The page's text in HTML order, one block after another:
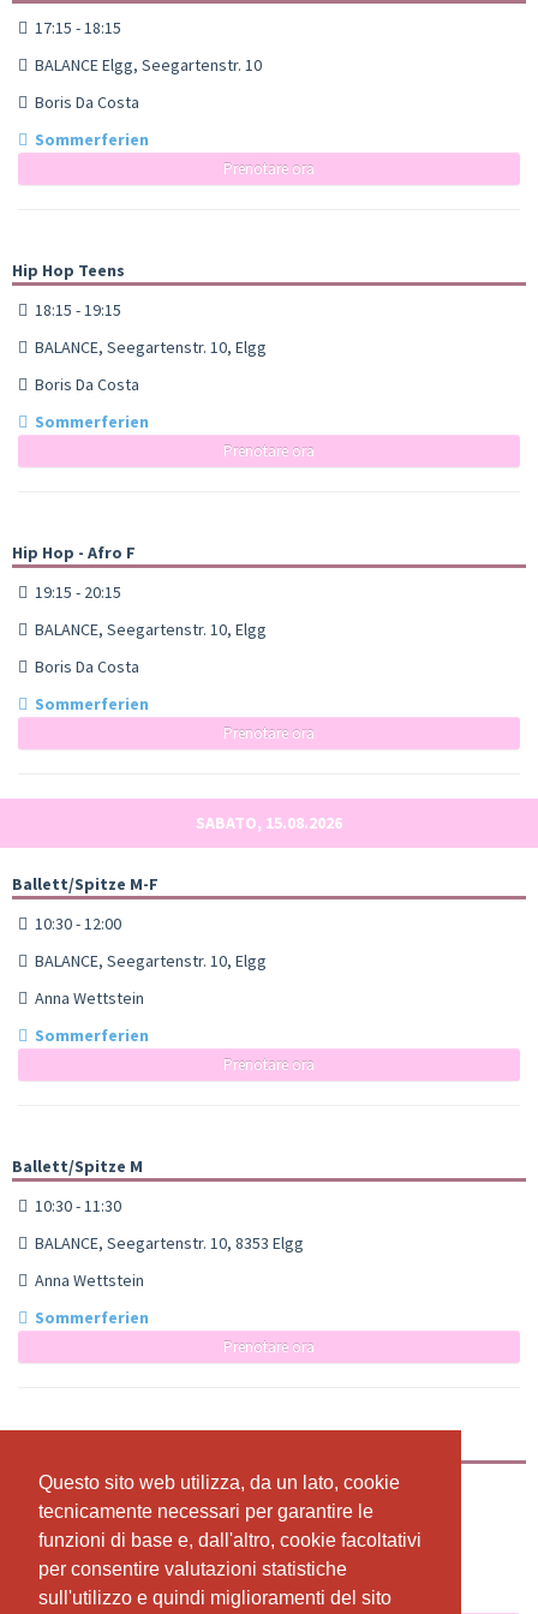
Questo sito web utilizza, da un lato, cookie
tecnicamente necessari per garantire le
funzioni di base e, dall'altro, cookie facoltativi
per consentire valutazioni statistiche
sull'utilizzo e quindi miglioramenti del sito
Questo sito web utilizza, da un lato, cookie
tecnicamente necessari per garantire le
funzioni di base e, dall'altro, cookie facoltativi
per consentire valutazioni statistiche
sull'utilizzo e quindi miglioramenti del sito
17:15 - 18:15
BALANCE Elgg, Seegartenstr. 10
Boris Da Costa
Sommerferien
Prenotare ora
Hip Hop Teens
18:15 - 19:15
BALANCE, Seegartenstr. 10, Elgg
Boris Da Costa
Sommerferien
Prenotare ora
Hip Hop - Afro F
19:15 - 20:15
BALANCE, Seegartenstr. 10, Elgg
Boris Da Costa
Sommerferien
Prenotare ora
SABATO, 15.08.2026
Ballett/Spitze M-F
10:30 - 12:00
BALANCE, Seegartenstr. 10, Elgg
Anna Wettstein
Sommerferien
Prenotare ora
Ballett/Spitze M
10:30 - 11:30
BALANCE, Seegartenstr. 10, 8353 Elgg
Anna Wettstein
Sommerferien
Prenotare ora
12:00 - 13:00
BALANCE, Seegartenstr. 10, Elgg
Anna Wettstein
Sommerferien